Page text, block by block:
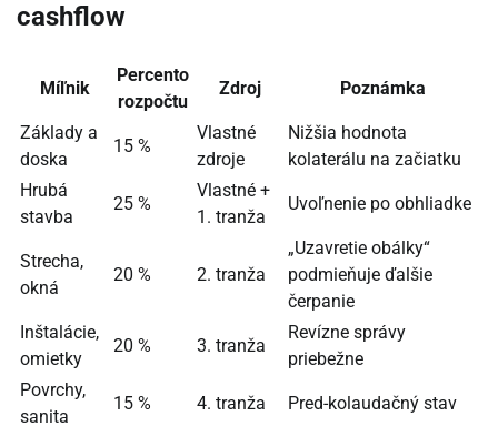
cashflow
Míľnik
Percento
rozpočtu
Zdroj Poznámka
Základy a
doska
15 %
Vlastné
zdroje
Nižšia hodnota
kolaterálu na začiatku
Hrubá
stavba
25 %
Vlastné +
1. tranža
Uvoľnenie po obhliadke
Strecha,
okná
20 % 2. tranža
„Uzavretie obálky“
podmieňuje ďalšie
čerpanie
Inštalácie,
omietky
20 % 3. tranža
Revízne správy
priebežne
Povrchy,
sanita
15 % 4. tranža Pred-kolaudačný stav